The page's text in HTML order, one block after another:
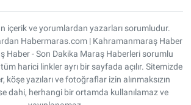
içerik ve yorumlardan yazarları sorumludur.
Habermaras.com | Kahramanmaraş Haber
Haber - Son Dakika Maraş Haberleri sorumlu
harici linkler ayrı bir sayfada açılır. Sitemizde
köşe yazıları ve fotoğraflar izin alınmaksızın
dahi, herhangi bir ortamda kullanılamaz ve